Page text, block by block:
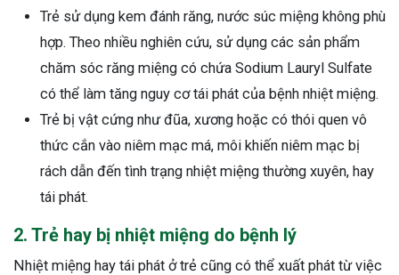
Sau Sinh Có Tự Khỏi
Thông Tin Cần Biết
sau sinh là tình trạng viêm da
phổ biến, khiến đôi bàn tay,
của chị em trở nên khô...
Trẻ sử dụng kem đánh răng, nước súc miệng không phù
hợp. Theo nhiều nghiên cứu, sử dụng các sản phẩm
chăm sóc răng miệng có chứa Sodium Lauryl Sulfate
có thể làm tăng nguy cơ tái phát của bệnh nhiệt miệng.
Trẻ bị vật cứng như đũa, xương hoặc có thói quen vô
thức cắn vào niêm mạc má, môi khiến niêm mạc bị
rách dẫn đến tình trạng nhiệt miệng thường xuyên, hay
tái phát.
2. Trẻ hay bị nhiệt miệng do bệnh lý
Nhiệt miệng hay tái phát ở trẻ cũng có thể xuất phát từ việc